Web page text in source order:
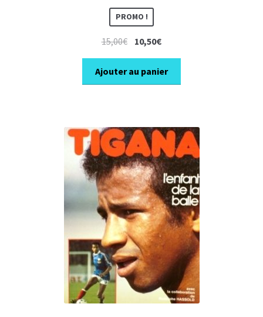
PROMO !
15,00€ Le
prix
initial
était :
10,50€Le
prix
actuel
est :
Ajouter au panier